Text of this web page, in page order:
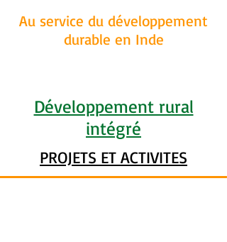
Au service du développement
durable en Inde
Développement rural
intégré
PROJETS ET ACTIVITES